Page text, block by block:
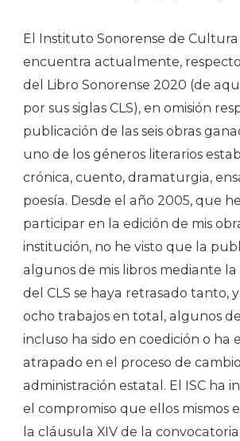
El Instituto Sonorense de Cultura
encuentra actualmente,
del Libro Sonorense 2020 (de
por sus siglas CLS), en omisión
publicación de las seis obras
uno de los géneros literarios
crónica, cuento, dramaturgia,
poesía. Desde el año 2005, que
participar en la edición de mis
institución, no he visto que la
algunos de mis libros mediante
del CLS se haya retrasado tanto,
ocho trabajos en total, algunos
incluso ha sido en coedición o ha
atrapado en el proceso de
administración estatal. El ISC ha
el compromiso que ellos mismos
la cláusula XIV de la